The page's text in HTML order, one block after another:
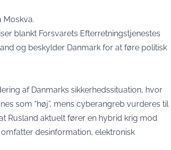
Moskva.
blankt Forsvarets Efterretningstjenestes
og beskylder Danmark for at føre politisk
af Danmarks sikkerhedssituation, hvor
som “høj”, mens cyberangreb vurderes til
Rusland aktuelt fører en hybrid krig mod
desinformation, elektronisk